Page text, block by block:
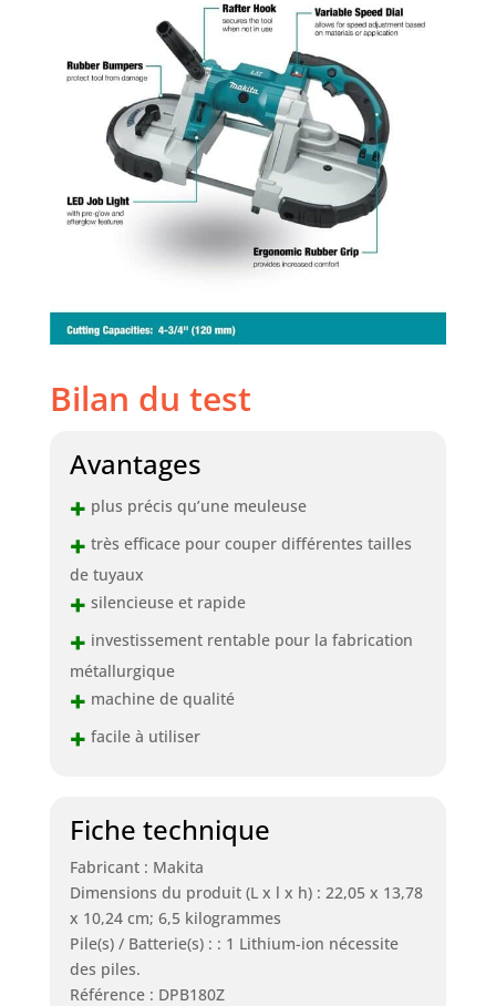
Bilan du test
Avantages
+ plus précis qu’une meuleuse
+ très efficace pour couper différentes tailles
de tuyaux
+ silencieuse et rapide
+ investissement rentable pour la fabrication
métallurgique
+ machine de qualité
+ facile à utiliser
Fiche technique
Fabricant : Makita
Dimensions du produit (L x l x h) : 22,05 x 13,78
x 10,24 cm; 6,5 kilogrammes
Pile(s) / Batterie(s) : : 1 Lithium-ion nécessite
des piles.
Référence : DPB180Z